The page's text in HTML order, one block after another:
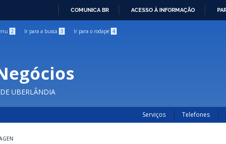
COMUNICA BR ACESSO À INFORMAÇÃO
2 Ir para a busca 3 Ir para o rodapé 4
UBERLÂNDIA
Serviços Telefones